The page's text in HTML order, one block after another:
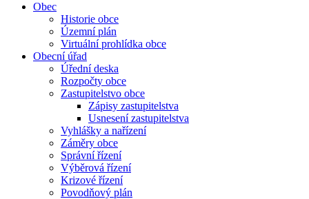
Obec
Historie obce
Územní plán
Virtuální prohlídka obce
Obecní úřad
Úřední deska
Rozpočty obce
Zastupitelstvo obce
Zápisy zastupitelstva
Usnesení zastupitelstva
Vyhlášky a nařízení
Záměry obce
Správní řízení
Výběrová řízení
Krizové řízení
Povodňový plán